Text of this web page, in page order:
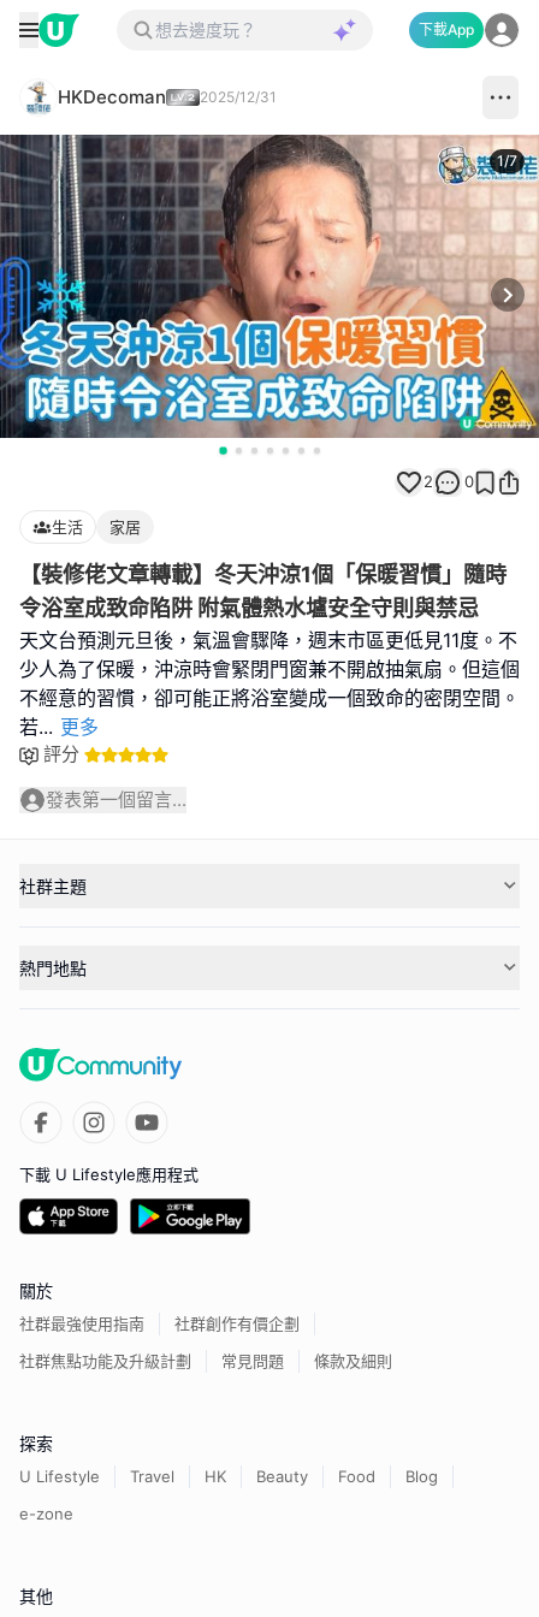
下載App
HKDecoman 2025/12/31
1/7
2 0
生活 家居
【裝修佬文章轉載】冬天沖涼1個「保暖習慣」隨時
令浴室成致命陷阱 附氣體熱水壚安全守則與禁忌
天文台預測元旦後，氣溫會驟降，週末市區更低見11度。不
少人為了保暖，沖涼時會緊閉門窗兼不開啟抽氣扇。但這個
不經意的習慣，卻可能正將浴室變成一個致命的密閉空間。
若... 更多
評分
發表第一個留言...
社群主題
熱門地點
下載 U Lifestyle應用程式
關於
社群最強使用指南
社群創作有價企劃
社群焦點功能及升級計劃
常見問題 條款及細則
探索
U Lifestyle Travel HK Beauty Food
Blog
e-zone
其他